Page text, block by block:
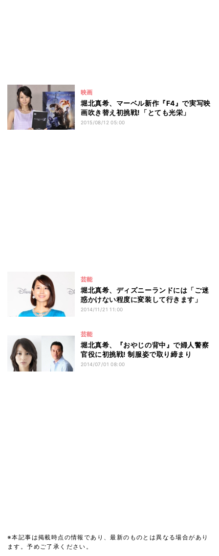
映画
堀北真希、マーベル新作『F4』で実写映
画吹き替え初挑戦!「とても光栄」
2015/08/12 05:00
芸能
堀北真希、ディズニーランドには「ご迷
惑かけない程度に変装して行きます」
2014/11/21 11:00
芸能
堀北真希、『おやじの背中』で婦人警察
官役に初挑戦! 制服姿で取り締まり
2014/07/01 08:00
※本記事は掲載時点の情報であり、最新のものとは異なる場合があり
ます。予めご了承ください。